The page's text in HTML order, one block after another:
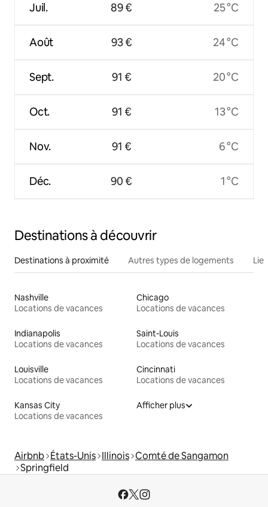
Juil.
Août
Sept.
Oct.
Nov.
Déc.
89 €
93 €
91 €
91 €
91 €
90 €
25 °C
24 °C
20 °C
13 °C
6 °C
1 °C
Destinations à découvrir
Destinations à proximité Autres types de logements
Nashville
Locations de vacances
Chicago
Locations de vacances
Indianapolis
Locations de vacances
Saint-Louis
Locations de vacances
Louisville
Locations de vacances
Cincinnati
Locations de vacances
Kansas City
Locations de vacances
Afficher plus
Airbnb États-Unis Illinois Comté de Sangamon
Springfield